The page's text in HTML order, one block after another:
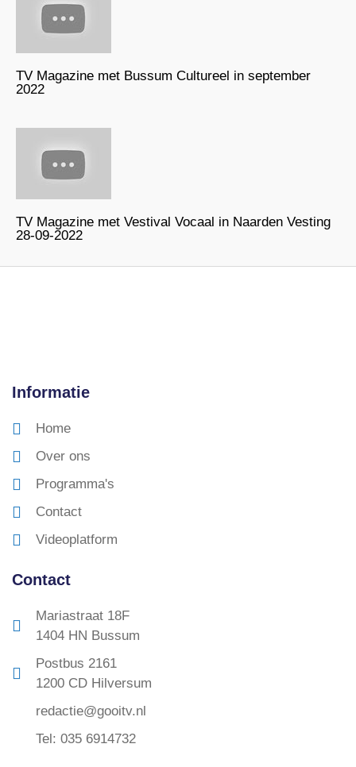
TV Magazine met Bussum Cultureel in september
2022
TV Magazine met Vestival Vocaal in Naarden Vesting
28-09-2022
Informatie
Home
Over ons
Programma's
Contact
Videoplatform
Contact
Mariastraat 18F
1404 HN Bussum
Postbus 2161
1200 CD Hilversum
redactie@gooitv.nl
Tel: 035 6914732